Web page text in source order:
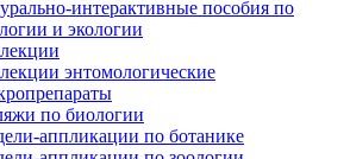
интерактивные пособия по
и экологии
энтомологические
по биологии
аппликации по ботанике